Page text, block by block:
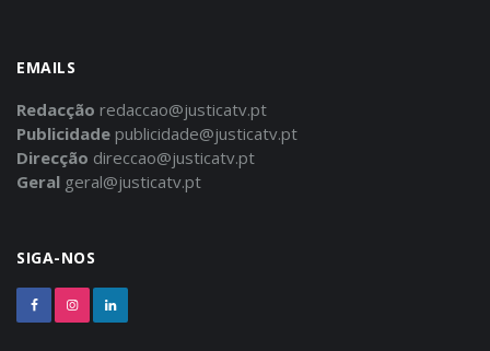
EMAILS
Redacção redaccao@justicatv.pt
Publicidade publicidade@justicatv.pt
Direcção direccao@justicatv.pt
Geral geral@justicatv.pt
SIGA-NOS